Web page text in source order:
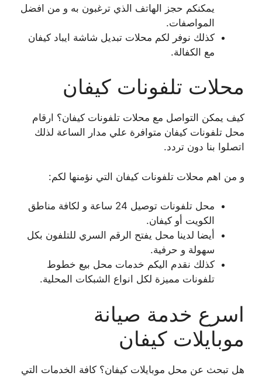
يمكنكم حجز الهاتف الذي ترغبون به و من افضل
المواصفات.
كذلك نوفر لكم محلات تبديل شاشة ايباد كيفان
مع الكفالة.
محلات تلفونات كيفان
كيف يمكن التواصل مع محلات تلفونات كيفان؟ ارقام
محل تلفونات كيفان متوافرة علي مدار الساعة لذلك
اتصلوا بنا دون تردد.
و من اهم محلات تلفونات كيفان التي نؤمنها لكم:
محل تلفونات توصيل 24 ساعة و لكافة مناطق
الكويت أو كيفان.
أيضا لدينا محل يفتح الرقم السري للتلفون بكل
سهولة و حرفية.
كذلك نقدم اليكم خدمات محل بيع خطوط
تلفونات مميزة لكل انواع الشبكات المحلية.
اسرع خدمة صيانة
موبايلات كيفان
هل تبحث عن محل موبايلات كيفان؟ كافة الخدمات التي